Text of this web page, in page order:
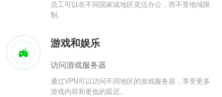
员工可以在不同国家或地区灵活办公，而不受地域限
制。
游戏和娱乐
访问游戏服务器
通过VPN可以访问不同地区的游戏服务器，享受更多
游戏内容和更低的延迟。